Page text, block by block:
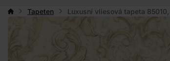
Tapeten
Luxusní vliesová tapeta